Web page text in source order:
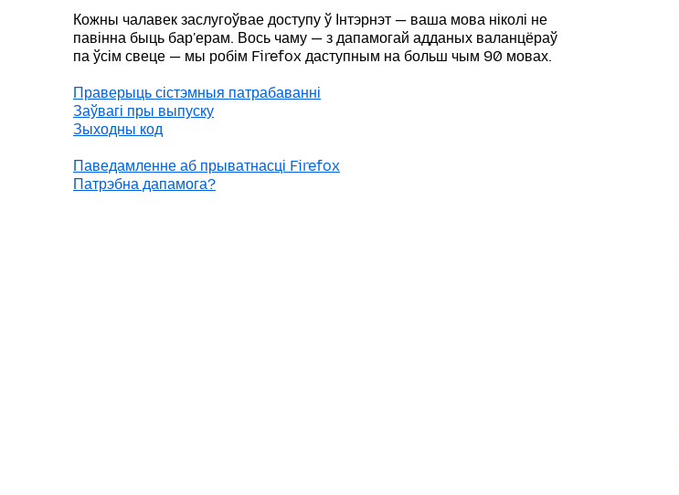
Кожны чалавек заслугоўвае доступу ў Інтэрнэт — ваша мова ніколі не
павінна быць бар'ерам. Вось чаму — з дапамогай адданых валанцёраў
па ўсім свеце — мы робім Firefox даступным на больш чым 90 мовах.
Праверыць сістэмныя патрабаванні
Заўвагі пры выпуску
Зыходны код
Паведамленне аб прыватнасці Firefox
Патрэбна дапамога?